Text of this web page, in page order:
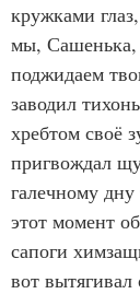
кружками
мы, Сашенька,
поджидаем
заводил
хребтом своё
пригвождал
галечному
этот момент
сапоги
вот